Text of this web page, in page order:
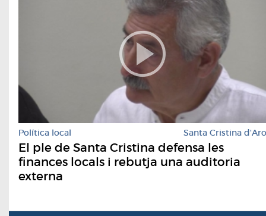
Política local Santa Cristina d'Aro
El ple de Santa Cristina defensa les
finances locals i rebutja una auditoria
externa